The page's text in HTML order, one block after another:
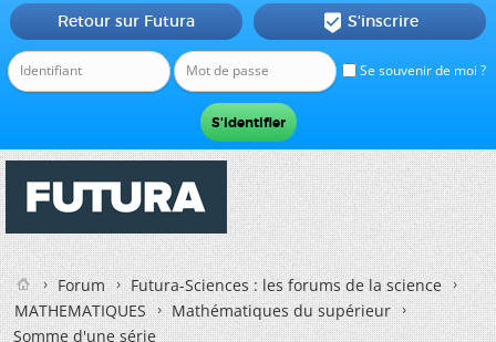
Se souvenir de moi ?
Retour sur Futura  S'inscrire
Forum
Futura-Sciences : les forums de la science
MATHEMATIQUES
Mathématiques du supérieur
Somme d'une série